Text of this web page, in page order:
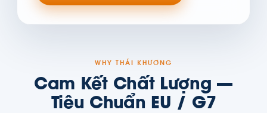
WHY THÁI KHƯƠNG
Cam Kết Chất Lượng —
Tiêu Chuẩn EU / G7